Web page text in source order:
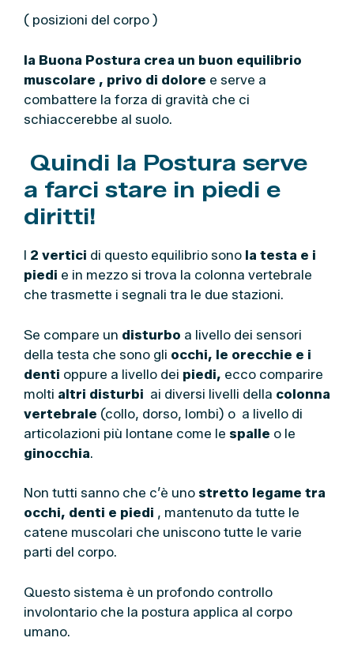
( posizioni del corpo )
la Buona Postura crea un buon equilibrio
muscolare , privo di dolore e serve a
combattere la forza di gravità che ci
schiaccerebbe al suolo.
Quindi la Postura serve
a farci stare in piedi e
diritti!
I 2 vertici di questo equilibrio sono la testa e i
piedi e in mezzo si trova la colonna vertebrale
che trasmette i segnali tra le due stazioni.
Se compare un disturbo a livello dei sensori
della testa che sono gli occhi, le orecchie e i
denti oppure a livello dei piedi, ecco comparire
molti altri disturbi ai diversi livelli della colonna
vertebrale (collo, dorso, lombi) o a livello di
articolazioni più lontane come le spalle o le
ginocchia.
Non tutti sanno che c’è uno stretto legame tra
occhi, denti e piedi , mantenuto da tutte le
catene muscolari che uniscono tutte le varie
parti del corpo.
Questo sistema è un profondo controllo
involontario che la postura applica al corpo
umano.